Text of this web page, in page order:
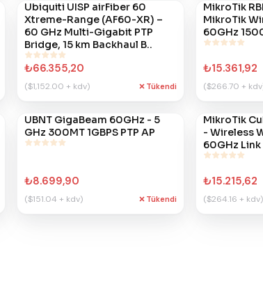
#686
Ubiquiti UISP airFiber 60
Xtreme-Range (AF60-XR) –
60 GHz Multi-Gigabit PTP
Bridge, 15 km Backhaul B..
₺66.355,20
($1,152.00 + kdv) Tükendi
#661
MikroTik
MikroTik
60GHz
₺15.361,92
($266.70 +
#378
UBNT GigaBeam 60GHz - 5
GHz 300MT 1GBPS PTP AP
₺8.699,90
($151.04 + kdv) Tükendi
#369
MikroTik
- Wireless
60GHz Link
₺15.215,62
($264.16 + kdv)